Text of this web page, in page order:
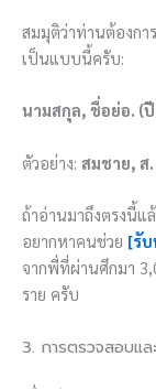
สมมุติว่าท่านต้องกา
เป็นแบบนี้ครับ:
นามสกุล, ชื่อย่อ. (
ตัวอย่าง: สมชาย, ส.
ถ้าอ่านมาถึงตรงนี้แ
อยากหาคนช่วย [รั
จากพี่ที่ผ่านศึกมา
ราย ครับ
3. การตรวจสอบแ